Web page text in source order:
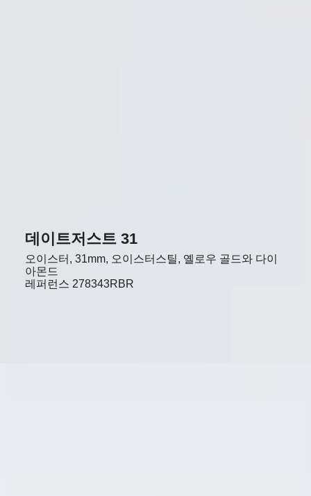
데이트저스트 31
오이스터, 31mm, 오이스터스틸, 옐로우 골드와 다이
아몬드
레퍼런스 278343RBR